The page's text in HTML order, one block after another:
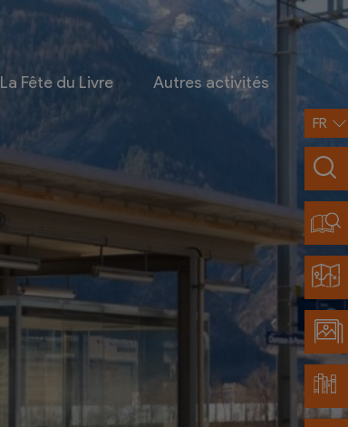
La Fête du Livre Autres activités
Infos pratiques
Contact
Accès et transports
Restaurants partenaires
Découvrir Chamoson
Carte de la région
FR